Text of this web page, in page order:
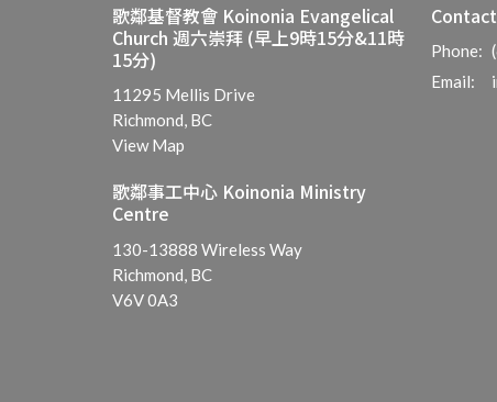
歌鄰基督教會 Koinonia Evangelical
Church 週六崇拜 (早上9時15分&11時
15分)
11295 Mellis Drive
Richmond, BC
View Map
歌鄰事工中心 Koinonia Ministry
Centre
130-13888 Wireless Way
Richmond, BC
V6V 0A3
Contact
Phone:
Email: